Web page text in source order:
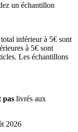
un échantillon
inférieur à 5€ sont
à 5€ sont
Les échantillons
pas livrés aux
2026